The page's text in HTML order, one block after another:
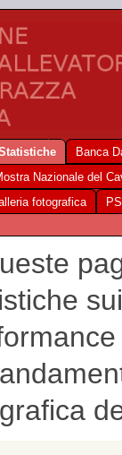
Banca
Nazionale del
fotografica